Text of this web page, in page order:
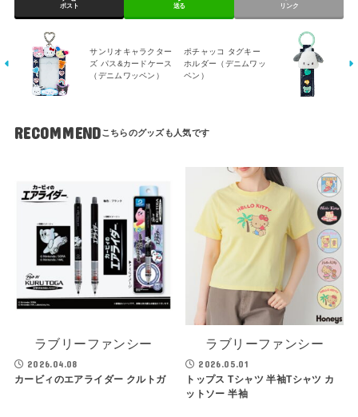
ポスト 送る リンク
サンリオキャラクター
ズ パス&カードケース
（デニムワッペン）
ポチャッコ タグキー
ホルダー（デニムワッ
ペン）
RECOMMEND
ラブリーファンシー
2026.04.08
カービィのエアライダー クルトガ
ラブリーファンシー
2026.05.01
トップス Tシャツ 半袖Tシャツ カ
ットソー 半袖